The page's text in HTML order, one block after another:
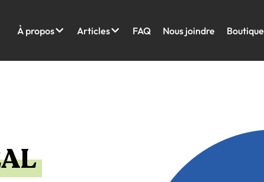
À propos Articles FAQ Nous joindre Boutique